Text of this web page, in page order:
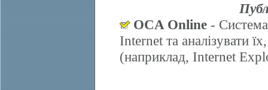
OCA Online -
Internet та аналізувати
(наприклад, Internet